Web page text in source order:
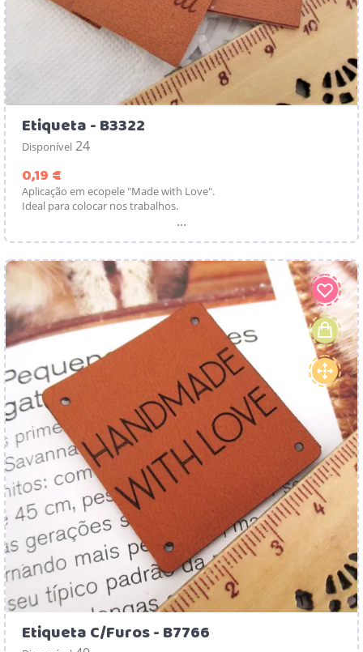
Etiqueta - B3322
Disponível 24
0,19 €
Aplicação em ecopele "Made with Love".
Ideal para colocar nos trabalhos.
...
Etiqueta C/Furos - B7766